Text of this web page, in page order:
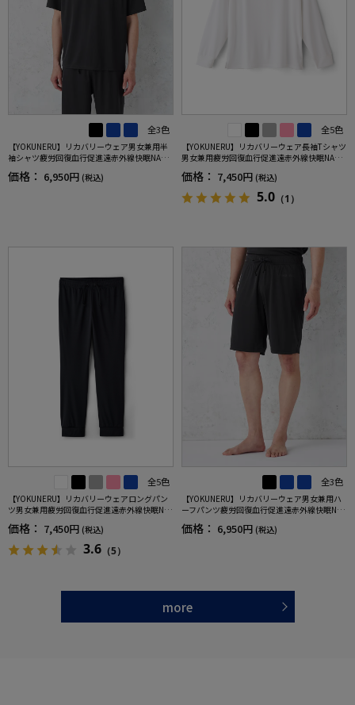
全3色
【YOKUNERU】リカバリーウェア男女兼用半
袖シャツ疲労回復血行促進遠赤外線快眠NANO
MIX(R)【一般医療機器】SS～LLサイズ
価格： 6,950円 (税込)
全5色
【YOKUNERU】リカバリーウェア長袖Tシャツ
男女兼用疲労回復血行促進遠赤外線快眠NANO
MIX(R)【一般医療機器】SS～LLサイズ
価格： 7,450円 (税込)
5.0 （1）
全5色
【YOKUNERU】リカバリーウェアロングパン
ツ男女兼用疲労回復血行促進遠赤外線快眠NA
NOMIX(R)【一般医療機器】SS～LLサイズ
価格： 7,450円 (税込)
3.6 （5）
全3色
【YOKUNERU】リカバリーウェア男女兼用ハ
ーフパンツ疲労回復血行促進遠赤外線快眠NA
NOMIX(R)【一般医療機器】SS～LLサイズ
価格： 6,950円 (税込)
more